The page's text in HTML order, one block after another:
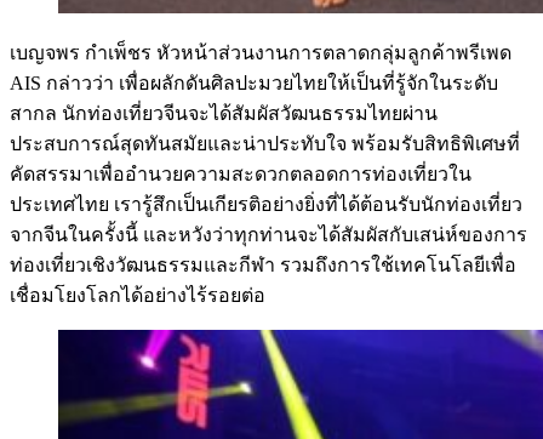
เบญจพร กำเพ็ชร หัวหน้าส่วนงานการตลาดกลุ่มลูกค้าพรีเพด
AIS กล่าวว่า เพื่อผลักดันศิลปะมวยไทยให้เป็นที่รู้จักในระดับ
สากล นักท่องเที่ยวจีนจะได้สัมผัสวัฒนธรรมไทยผ่าน
ประสบการณ์สุดทันสมัยและน่าประทับใจ พร้อมรับสิทธิพิเศษที่
คัดสรรมาเพื่ออำนวยความสะดวกตลอดการท่องเที่ยวใน
ประเทศไทย เรารู้สึกเป็นเกียรติอย่างยิ่งที่ได้ต้อนรับนักท่องเที่ยว
จากจีนในครั้งนี้ และหวังว่าทุกท่านจะได้สัมผัสกับเสน่ห์ของการ
ท่องเที่ยวเชิงวัฒนธรรมและกีฬา รวมถึงการใช้เทคโนโลยีเพื่อ
เชื่อมโยงโลกได้อย่างไร้รอยต่อ